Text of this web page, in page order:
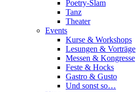
Poetry-Slam
Tanz
Theater
Events
Kurse & Workshops
Lesungen & Vorträge
Messen & Kongresse
Feste & Hocks
Gastro & Gusto
Und sonst so…